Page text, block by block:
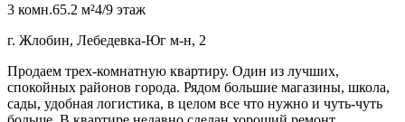
3 комн.65.2 м²4/9 этаж
г. Жлобин, Лебедевка-Юг м-н, 2
Продаем трех-комнатную квартиру. Один из лучших,
спокойных районов города. Рядом большие магазины, школа,
сады, удобная логистика, в целом все что нужно и чуть-чуть